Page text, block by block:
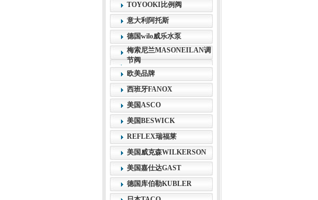
TOYOOKI比例阀
意大利阿托斯
德国wilo威乐水泵
梅索尼兰MASONEILAN调
节阀
欧美品牌
西班牙FANOX
美国ASCO
美国BESWICK
REFLEX瑞福莱
美国威克森WILKERSON
美国嘉仕达GAST
德国库伯勒KUBLER